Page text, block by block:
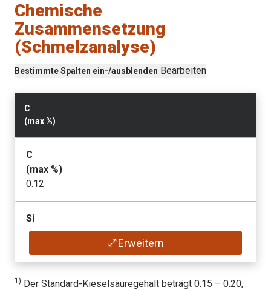
Chemische
Zusammensetzung
(Schmelzanalyse)
Bestimmte Spalten ein-/ausblenden Bearbeiten
C
(max%)
C
(max %)
0.12
Si
(max%)
Mn
Erweitern
1) Der Standard-Kieselsäuregehalt beträgt 0.15 – 0.20,